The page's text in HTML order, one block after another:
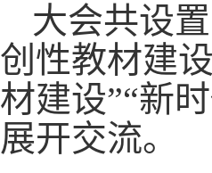
大会共设
创性教材建
材建设”“新
展开交流。